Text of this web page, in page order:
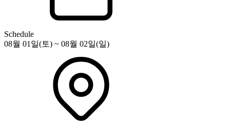
Schedule
08월 01일(토) ~ 08월 02일(일)